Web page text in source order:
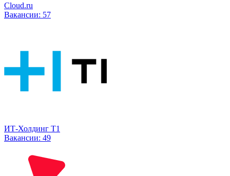
Cloud.ru
Вакансии: 57
ИТ-Холдинг Т1
Вакансии: 49